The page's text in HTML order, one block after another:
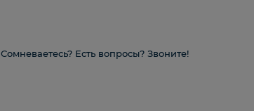
Сомневаетесь? Есть вопросы? Звоните!